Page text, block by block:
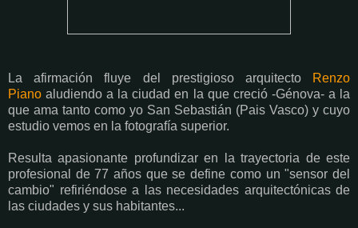
La afirmación fluye del prestigioso arquitecto
Renzo
Piano aludiendo a la ciudad en la que creció -Génova- a la
que ama tanto como yo San Sebastián (Pais Vasco) y cuyo
estudio vemos en la fotografía superior.
Resulta apasionante profundizar en la trayectoria de este
profesional de 77 años que se define como un "sensor del
cambio" refiriéndose a las necesidades arquitectónicas de
las ciudades y sus habitantes...